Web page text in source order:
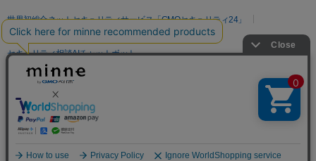
世界初総合ネットセキュリティサービス「GMOセキュリティ24」
パスワード漏洩診断
Webサイトリスク診断
セキュリティ相談AIチャットボット
実在証明・盗聴対策
サイバー攻撃対策（GMO Flatt Security）
セキュリティ事業の軌跡